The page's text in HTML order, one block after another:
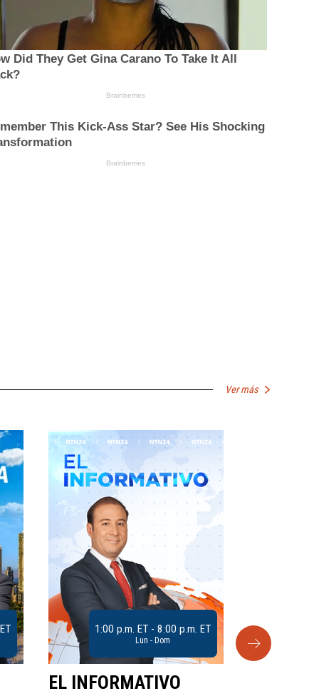
Ver más
1:00 p.m. ET - 8:00 p.m. ET
Lun - Dom
EL INFORMATIVO